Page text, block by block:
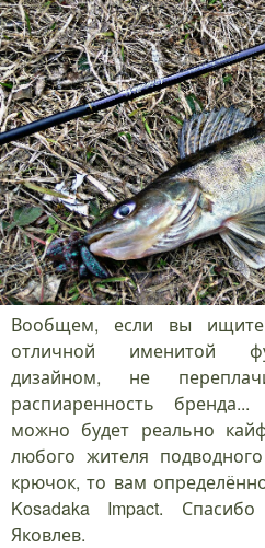
Вообщем, если вы
отличной именитой
дизайном, не
распиаренность
можно будет реально
любого жителя
крючок, то вам
Kosadaka Impact.
Яковлев.